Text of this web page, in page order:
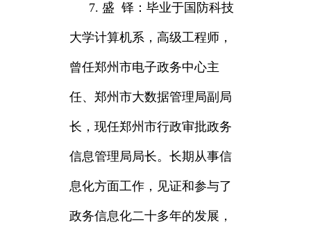
7. 盛 铎：毕业于国防科技
大学计算机系，高级工程师，
曾任郑州市电子政务中心主
任、郑州市大数据管理局副局
长，现任郑州市行政审批政务
信息管理局局长。长期从事信
息化方面工作，见证和参与了
政务信息化二十多年的发展，